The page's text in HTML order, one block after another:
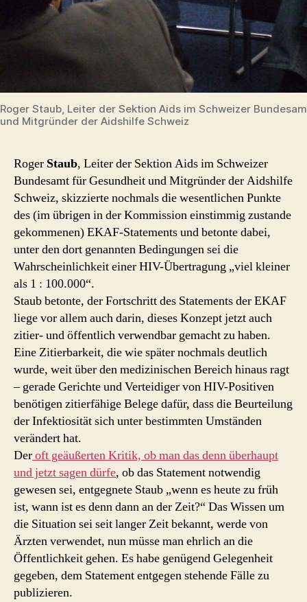
Roger Staub, Leiter der Sektion Aids im Schweizer
und Mitgründer der Aidshilfe Schweiz
Roger Staub, Leiter der Sektion Aids im Schweizer
Bundesamt für Gesundheit und Mitgründer der Aidshilfe
Schweiz, skizzierte nochmals die wesentlichen Punkte
des (im übrigen in der Kommission einstimmig zustande
gekommenen) EKAF-Statements und betonte dabei,
unter den dort genannten Bedingungen sei die
Wahrscheinlichkeit einer HIV-Übertragung „viel kleiner
als 1 : 100.000“.
Staub betonte, der Fortschritt des Statements der EKAF
liege vor allem auch darin, dieses Konzept jetzt auch
zitier- und öffentlich verwendbar gemacht zu haben.
Eine Zitierbarkeit, die wie später nochmals deutlich
wurde, weit über den medizinischen Bereich hinaus ragt
– gerade Gerichte und Verteidiger von HIV-Positiven
benötigen zitierfähige Belege dafür, dass die Beurteilung
der Infektiosität sich unter bestimmten Umständen
verändert hat.
Deroft geäußerten Kritik, ob man das denn überhaupt
und jetzt sagen dürfe, ob das Statement notwendig
gewesen sei, entgegnete Staub „wenn es heute zu früh
ist, wann ist es denn dann an der Zeit?“ Das Wissen um
die Situation sei seit langer Zeit bekannt, werde von
Ärzten verwendet, nun müsse man ehrlich an die
Öffentlichkeit gehen. Es habe genügend Gelegenheit
gegeben, dem Statement entgegen stehende Fälle zu
publizieren.